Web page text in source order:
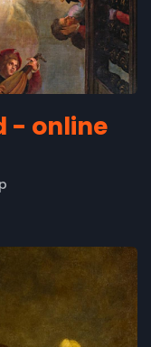
- online